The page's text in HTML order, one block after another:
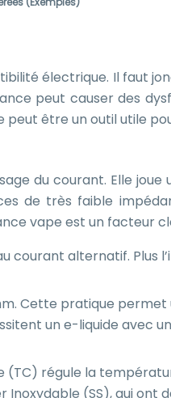
électrique. Il faut
peut causer des
être un outil utile
du courant. Elle
de très faible
vape est un facteur
courant alternatif. Plus
Cette pratique
un e-liquide avec
régule la
(SS), qui ont